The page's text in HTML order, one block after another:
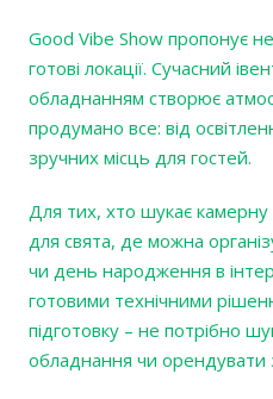
Good Vibe Show пропонує
готові локації. Сучасний
обладнанням створює
продумано все: від
зручних місць для гостей.
Для тих, хто шукає
для свята, де можна
чи день народження в
готовими технічними
підготовку – не потрібно
обладнання чи орендувати